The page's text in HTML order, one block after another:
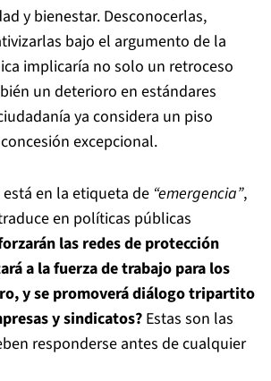
y bienestar. Desconocerlas,
bajo el argumento de la
implicaría no solo un retroceso
un deterioro en estándares
ya considera un piso
excepcional.
en la etiqueta de “emergencia”,
en políticas públicas
las redes de protección
a la fuerza de trabajo para los
y se promoverá diálogo tripartito
y sindicatos? Estas son las
responderse antes de cualquier